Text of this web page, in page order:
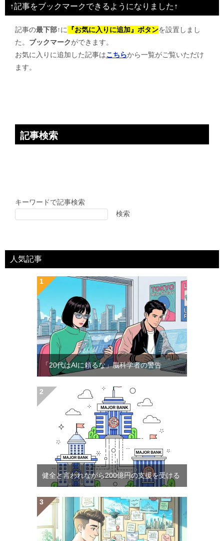
ゲ
↑記事をブックマークできるようになりました↑
記事の最下部↑に 『お気に入りに追加』ボタンを設置しまし
た。 ブックマークができます。
お気に入りに追加した記事はこちらから一覧がご覧いただけ
ます。
記事検索
キーワードで記事検索
検索
人気記事
「20代はAIに頼るな」脳科学者の警告
健全と言われながら200億円の支援を受ける